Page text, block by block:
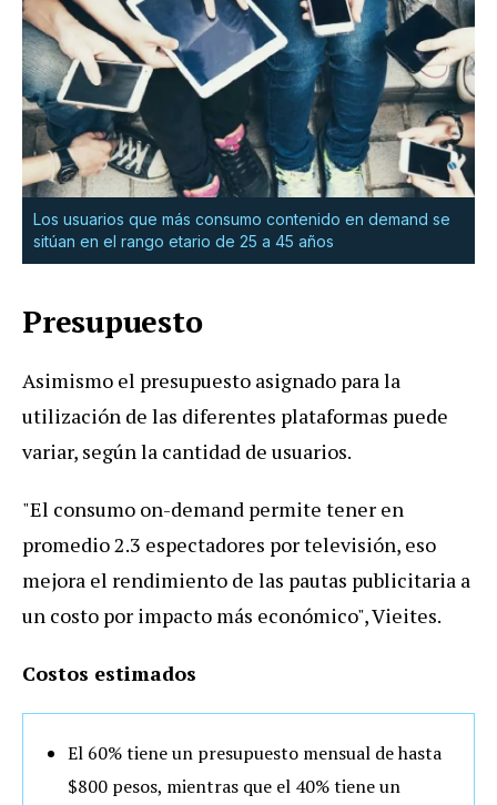
Los usuarios que más consumo contenido en demand se
sitúan en el rango etario de 25 a 45 años
Presupuesto
Asimismo el presupuesto asignado para la
utilización de las diferentes plataformas puede
variar, según la cantidad de usuarios.
"El consumo on-demand permite tener en
promedio 2.3 espectadores por televisión, eso
mejora el rendimiento de las pautas publicitaria a
un costo por impacto más económico", Vieites.
Costos estimados
El 60% tiene un presupuesto mensual de hasta
$800 pesos, mientras que el 40% tiene un